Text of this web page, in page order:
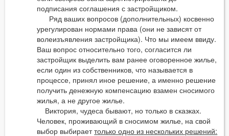
подписания соглашения с застройщиком.
Ряд ваших вопросов (дополнительных) косвенно
урегулирован нормами права (они не зависят от
волеизъявления застройщика). Что мы имеем ввиду.
Ваш вопрос относительно того, согласится ли
застройщик выделить вам ранее оговоренное жилье,
если один из собственников, что называется в
процессе, принял иное решение, а именно решение
получить денежную компенсацию взамен сносимого
жилья, а не другое жилье.
Виктория, чудеса бывают, но только в сказках.
Человек, проживающий в сносимом жилье, на свой
выбор выбираеттолько одно из нескольких решений: